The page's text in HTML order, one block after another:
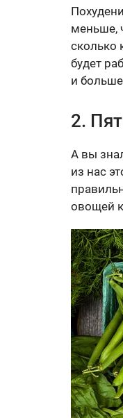
меньше,
сколько
будет
и
2.
А вы
из нас
овощей